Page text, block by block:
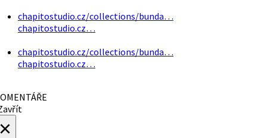
chapitostudio.cz/collections/bunda…
chapitostudio.cz…
chapitostudio.cz/collections/bunda…
chapitostudio.cz…